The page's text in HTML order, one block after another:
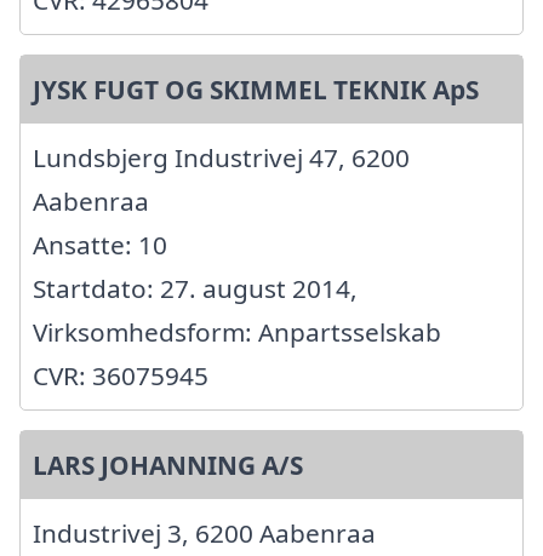
JYSK FUGT OG SKIMMEL TEKNIK ApS
Lundsbjerg Industrivej 47, 6200
Aabenraa
Ansatte: 10
Startdato: 27. august 2014,
Virksomhedsform: Anpartsselskab
CVR: 36075945
LARS JOHANNING A/S
Industrivej 3, 6200 Aabenraa